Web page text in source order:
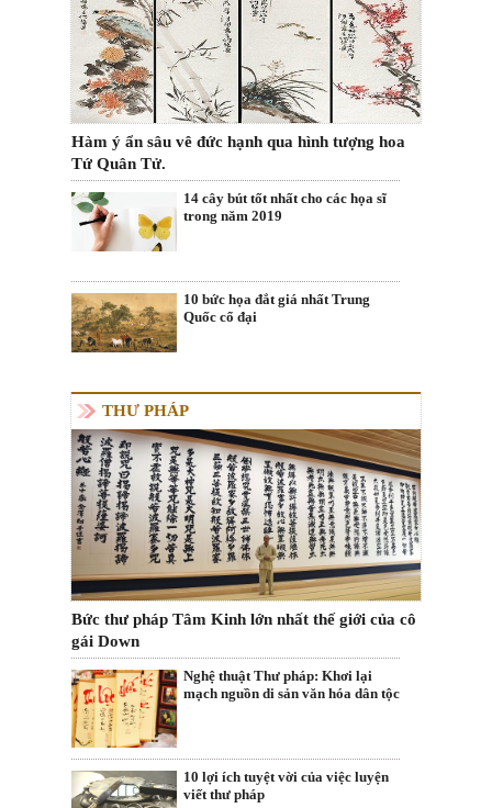
Hàm ý ẩn sâu vê đức hạnh qua hình tượng hoa
Tứ Quân Tử.
14 cây bút tốt nhất cho các họa sĩ
trong năm 2019
10 bức họa đắt giá nhất Trung
Quốc cổ đại
THƯ PHÁP
Bức thư pháp Tâm Kinh lớn nhất thế giới của cô
gái Down
Nghệ thuật Thư pháp: Khơi lại
mạch nguồn di sản văn hóa dân tộc
10 lợi ích tuyệt vời của việc luyện
viết thư pháp